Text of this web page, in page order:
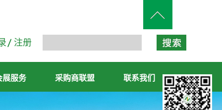
注册
展服务 采购商联盟 联系我们